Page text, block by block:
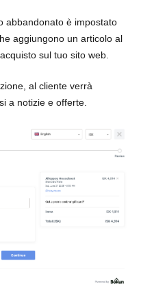
abbandonato è impostato
aggiungono un articolo al
sul tuo sito web.
al cliente verrà
a notizie e offerte.